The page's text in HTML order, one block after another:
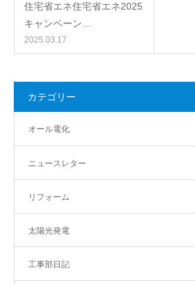
住宅省エネ住宅省エネ2025
キャンペーン…
2025.03.17
カテゴリー
オール電化
ニュースレター
リフォーム
太陽光発電
工事部日記